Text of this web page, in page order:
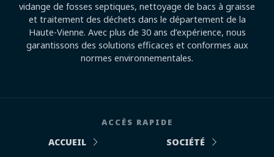
vidange de fosses septiques, nettoyage de bacs à graisse
et traitement des déchets dans le département de la
Haute-Vienne. Avec plus de 30 ans d’expérience, nous
garantissons des solutions efficaces et conformes aux
normes environnementales.
ACCÈS RAPIDE
ACCUEIL
SOCIÉTÉ